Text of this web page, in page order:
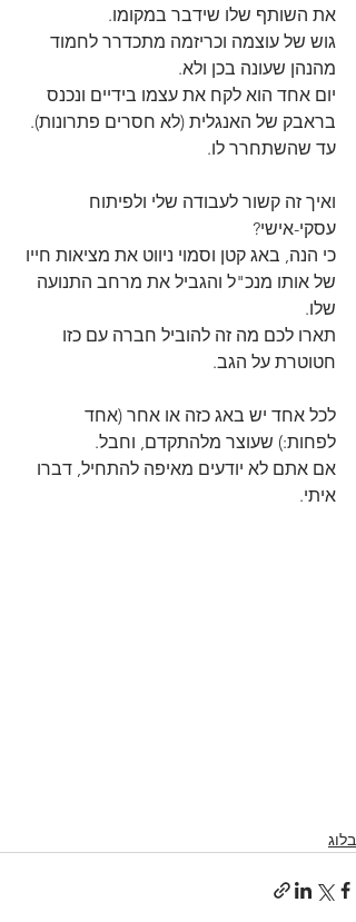
את השותף שלו שידבר במקומו.
גוש של עוצמה וכריזמה מתכדרר לחמוד
מהנהן שעונה בכן ולא.
יום אחד הוא לקח את עצמו בידיים ונכנס
בראבק של האנגלית (לא חסרים פתרונות).
עד שהשתחרר לו.
ואיך זה קשור לעבודה שלי ולפיתוח
עסקי-אישי?
כי הנה, באג קטן וסמוי ניווט את מציאות חייו
של אותו מנכ"ל והגביל את מרחב התנועה
שלו.
תארו לכם מה זה להוביל חברה עם כזו
חטוטרת על הגב.
לכל אחד יש באג כזה או אחר (אחד
לפחות:) שעוצר מלהתקדם, וחבל.
אם אתם לא יודעים מאיפה להתחיל, דברו
איתי.
בלוג